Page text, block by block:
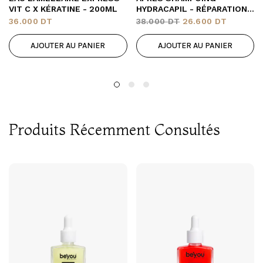
VIT C X KÉRATINE - 200ML
36.000 DT
AJOUTER AU PANIER
HYDRACAPIL - RÉPARATION,
DÉMÊLAGE & BRILLANCE
38.000DT 26.600 DT
AJOUTER AU PANIER
Produits Récemment Consultés